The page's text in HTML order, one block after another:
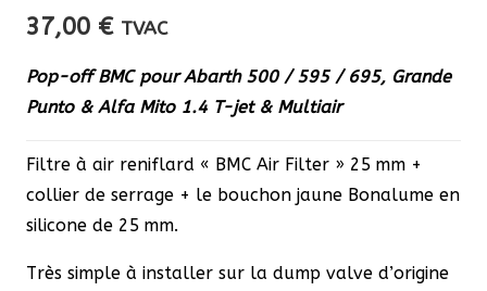
37,00 € TVAC
Pop-off BMC pour Abarth 500 / 595 / 695, Grande
Punto & Alfa Mito 1.4 T-jet & Multiair
Filtre à air reniflard « BMC Air Filter » 25 mm +
collier de serrage + le bouchon jaune Bonalume en
silicone de 25 mm.
Très simple à installer sur la dump valve d’origine